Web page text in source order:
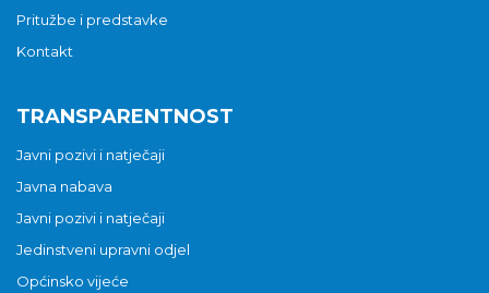
Pritužbe i predstavke
Kontakt
TRANSPARENTNOST
Javni pozivi i natječaji
Javna nabava
Javni pozivi i natječaji
Jedinstveni upravni odjel
Općinsko vijeće